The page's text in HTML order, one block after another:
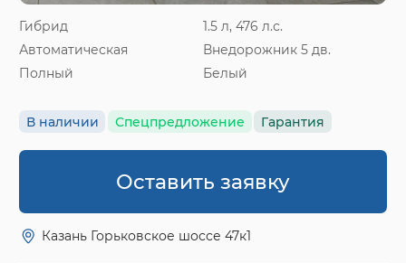
Гибрид
1.5 л, 476 л.с.
Автоматическая
Внедорожник 5 дв.
Полный
Белый
В наличии Спецпредложение Гарантия
Оставить заявку
Казань Горьковское шоссе 47к1